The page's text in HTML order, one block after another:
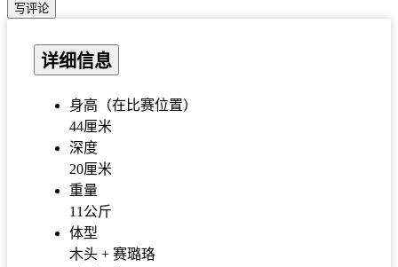
写评论
详细信息
身高（在比赛位置）
44厘米
深度
20厘米
重量
11公斤
体型
木头 + 赛璐珞